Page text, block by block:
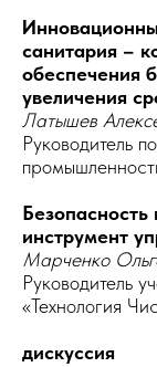
санитария –
обеспечения
увеличения
Латышев
Руководитель
инструмент
Марченко
Руководитель
«Технология
дискуссия